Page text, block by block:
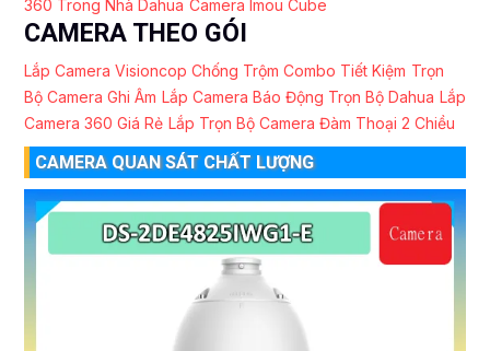
360 Trong Nhà Dahua Camera Imou Cube
CAMERA THEO GÓI
Lắp Camera Visioncop Chống Trộm Combo Tiết Kiệm Trọn
Bộ Camera Ghi Âm Lắp Camera Báo Động Trọn Bộ Dahua Lắp
Camera 360 Giá Rẻ Lắp Trọn Bộ Camera Đàm Thoại 2 Chiều
CAMERA QUAN SÁT CHẤT LƯỢNG